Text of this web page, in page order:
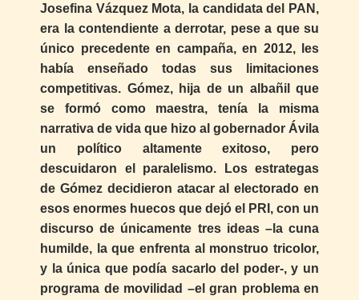
Josefina Vázquez Mota, la candidata del PAN,
era la contendiente a derrotar, pese a que su
único precedente en campaña, en 2012, les
había enseñado todas sus limitaciones
competitivas. Gómez, hija de un albañil que
se formó como maestra, tenía la misma
narrativa de vida que hizo al gobernador Ávila
un político altamente exitoso, pero
descuidaron el paralelismo. Los estrategas
de Gómez decidieron atacar al electorado en
esos enormes huecos que dejó el PRI, con un
discurso de únicamente tres ideas –la cuna
humilde, la que enfrenta al monstruo tricolor,
y la única que podía sacarlo del poder-, y un
programa de movilidad –el gran problema en